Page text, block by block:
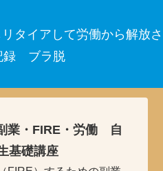
タイアして労働から解放さ
録 ブラ脱
業・FIRE・労働 自
基礎講座